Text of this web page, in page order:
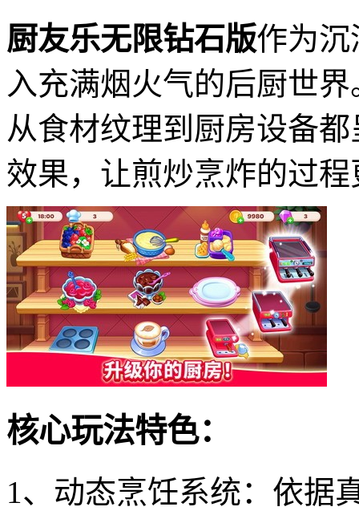
厨友乐无限钻石版作为
入充满烟火气的后厨世
从食材纹理到厨房设备
效果，让煎炒烹炸的过
核心玩法特色：
1、动态烹饪系统：依据